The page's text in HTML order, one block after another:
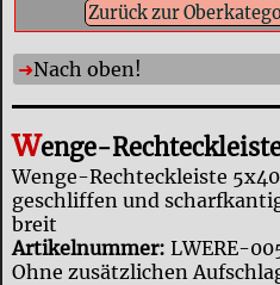
Zurück zur
Nach oben!
Wenge-
Wenge-Rechteckleiste
geschliffen und
breit
Artikelnummer: LWERE-
Ohne zusätzlichen